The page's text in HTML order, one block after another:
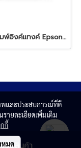
ซื้อสินค้า
เครื่องพิมพ์อิงค์แทงค์ Epson EcoTank L3250
พและประสบการณ์ที่ดี
ายละเอียดเพิ่มเติม
กี้
หมด